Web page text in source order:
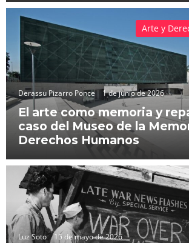
Derassu Pizarro Ponce 1 de junio de 2026
El arte como memoria y
caso del Museo de la
Derechos Humanos
Arte y
Luz Soto 15 de mayo de 2026